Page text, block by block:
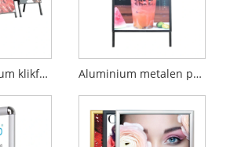
Zwart aluminium klikframe, wandmonteerbaar fotoslotframe Aluminium metalen posterrek en aluminium bewegwijzering